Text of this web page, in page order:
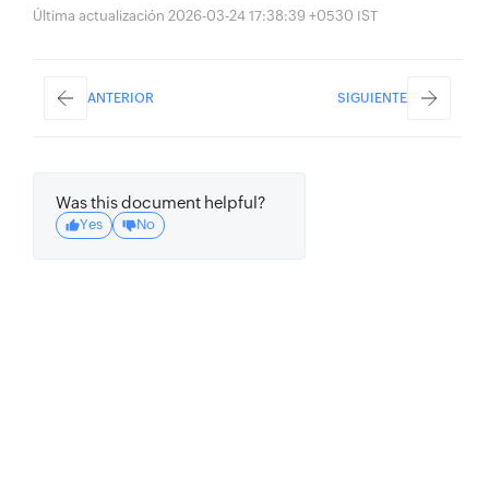
}
Última actualización 2026-03-24 17:38:39 +0530 IST
ANTERIOR SIGUIENTE
Was this document helpful?
Yes No